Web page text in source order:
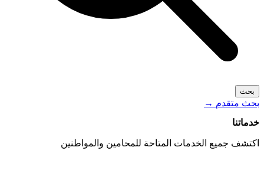
بحث
بحث متقدم →
خدماتنا
اكتشف جميع الخدمات المتاحة للمحامين والمواطنين